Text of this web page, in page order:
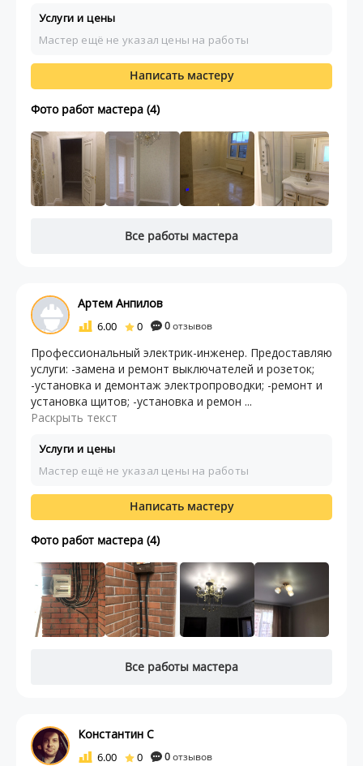
Услуги и цены
Мастер ещё не указал цены на работы
Написать мастеру
Фото работ мастера (4)
Все работы мастера
Артем Анпилов
6.00 0 0отзывов
Профессиональный электрик-инженер. Предоставляю
услуги: -замена и ремонт выключателей и розеток;
-установка и демонтаж электропроводки; -ремонт и
установка щитов; -установка и ремон ...
Раскрыть текст
Услуги и цены
Мастер ещё не указал цены на работы
Написать мастеру
Фото работ мастера (4)
Все работы мастера
Константин С
6.00 0 0отзывов